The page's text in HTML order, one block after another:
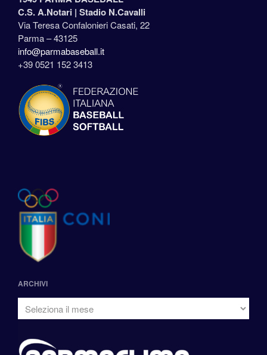
C.S. A.Notari | Stadio N.Cavalli
Via Teresa Confalonieri Casati, 22
Parma – 43125
info@parmabaseball.it
+39 0521 152 3413
ARCHIVI